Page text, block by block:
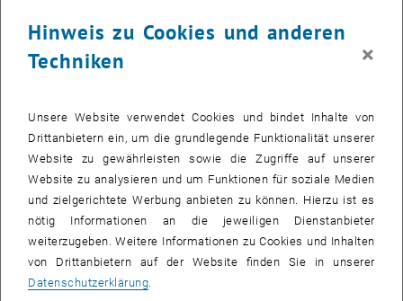
diesmal an dieUniversity of Colorado Boulder , öffnet eine externe
, wo er zunächst als
Assistant Professor
August 2025
Hinweis zu Cookies und anderen
Techniken
×
Unsere Website verwendet Cookies und bindet Inhalte von
Drittanbietern ein, um die grundlegende Funktionalität unserer
Website zu gewährleisten sowie die Zugriffe auf unserer
Website zu analysieren und um Funktionen für soziale Medien
und zielgerichtete Werbung anbieten zu können. Hierzu ist es
nötig Informationen an die jeweiligen Dienstanbieter
weiterzugeben. Weitere Informationen zu Cookies und Inhalten
von Drittanbietern auf der Website finden Sie in unserer
Datenschutzerklärung.